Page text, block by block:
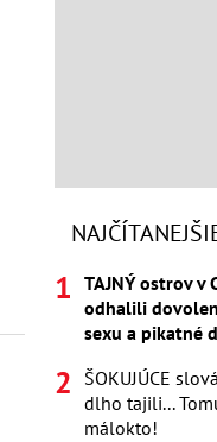
TAJNÝ ostrov v
odhalili
sexu a pikatné
ŠOKUJÚCE
dlho tajili...
málokto!